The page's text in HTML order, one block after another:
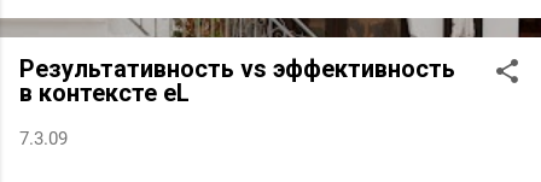
Результативность vs эффективность
в контексте eL
7.3.09